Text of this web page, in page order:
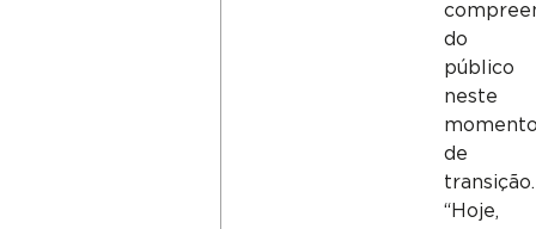
do
público
neste
de
transição.
“Hoje,